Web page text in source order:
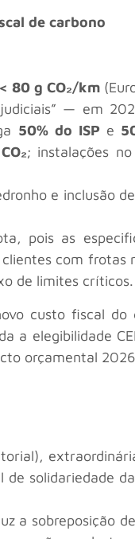
de carbono
< 80 g CO₂/km
— em
50% do ISPe
₂; instalações no
e inclusão
pois as
com frotas
de limites críticos.
custo fiscal do
a elegibilidade
orçamental
de solidariedade
a sobreposição